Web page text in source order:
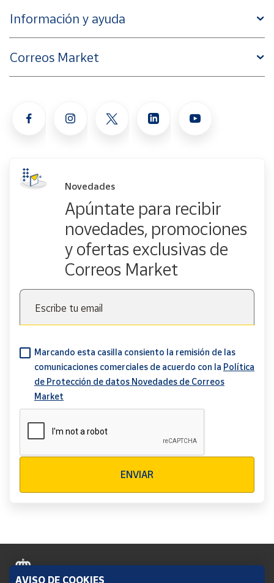
Información y ayuda
Correos Market
Novedades
Apúntate para recibir
novedades, promociones
y ofertas exclusivas de
Correos Market
Escribe tu email
Marcando esta casilla consiento la remisión de las
comunicaciones comerciales de acuerdo con la Política
de Protección de datos Novedades de Correos
Market
ENVIAR
AVISO DE COOKIES